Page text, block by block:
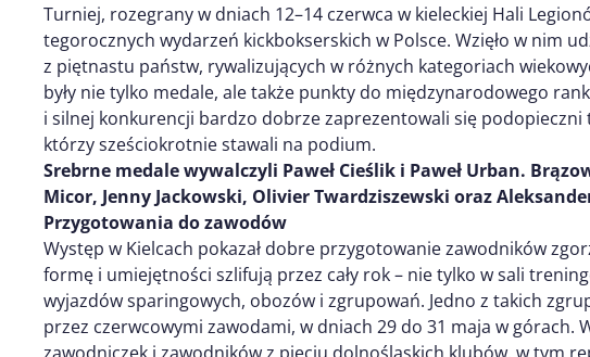
Turniej, rozegrany w dniach 12–14 czerwca w kieleckiej Hali
tegorocznych wydarzeń kickbokserskich w Polsce. Wzięło w nim
z piętnastu państw, rywalizujących w różnych kategoriach
były nie tylko medale, ale także punkty do międzynarodowego
i silnej konkurencji bardzo dobrze zaprezentowali się podopieczni
którzy sześciokrotnie stawali na podium.
Srebrne medale wywalczyli Paweł Cieślik i Paweł Urban.
Micor, Jenny Jackowski, Olivier Twardziszewski oraz
Przygotowania do zawodów
Występ w Kielcach pokazał dobre przygotowanie zawodników
formę i umiejętności szlifują przez cały rok – nie tylko w sali
wyjazdów sparingowych, obozów i zgrupowań. Jedno z takich
przez czerwcowymi zawodami, w dniach 29 do 31 maja w górach.